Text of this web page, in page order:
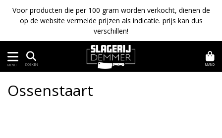
Voor producten die per 100 gram worden verkocht, dienen de
op de website vermelde prijzen als indicatie. prijs kan dus
verschillen!
MENU ZOEKEN MAND
Ossenstaart